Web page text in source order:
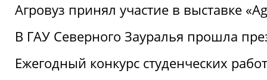
Агровуз принял участие в выставке
В ГАУ Северного Зауралья прошла
Ежегодный конкурс студенческих